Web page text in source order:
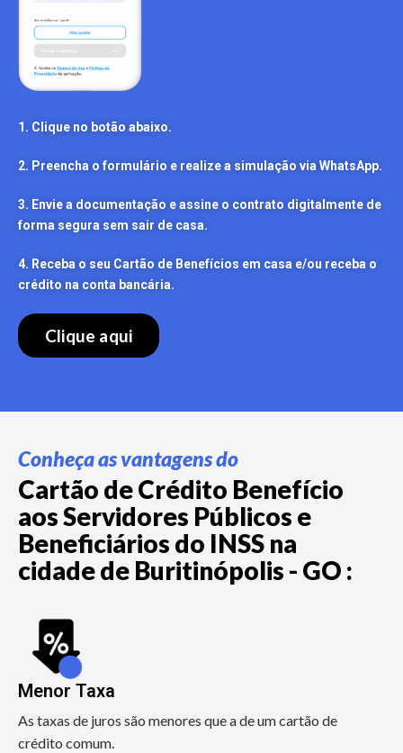
1. Clique no botão abaixo.
2. Preencha o formulário e realize a simulação via WhatsApp.
3. Envie a documentação e assine o contrato digitalmente de
forma segura sem sair de casa.
4. Receba o seu Cartão de Benefícios em casa e/ou receba o
crédito na conta bancária.
Clique aqui
Conheça as vantagens do
Cartão de Crédito Benefício
aos Servidores Públicos e
Beneficiários do INSS na
cidade de Buritinópolis - GO :
Menor Taxa
As taxas de juros são menores que a de um cartão de
crédito comum.